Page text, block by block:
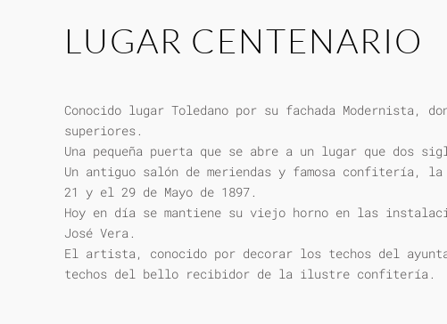
LUGAR CENTENARIO
Conocido lugar Toledano por su fachada
superiores.
Una pequeña puerta que se abre a un lugar que dos
Un antiguo salón de meriendas y famosa confitería,
21 y el 29 de Mayo de 1897.
Hoy en día se mantiene su viejo horno en las
José Vera.
El artista, conocido por decorar los techos del
techos del bello recibidor de la ilustre confitería.